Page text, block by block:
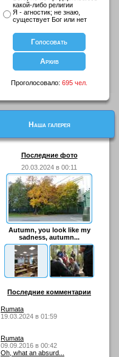
какой-либо религии
Я - агностик; не знаю,
существует Бог или нет
Проголосовало: 695 чел.
Наша галерея
Последние фото
20.03.2024 в 00:11
Autumn, you look like my
sadness, autumn...
Последние комментарии
Rumata
19.03.2024 в 01:59
Rumata
09.09.2016 в 00:42
Oh, what an absurd...